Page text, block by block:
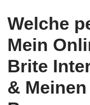
Welche
Mein
Brite
& Meinen